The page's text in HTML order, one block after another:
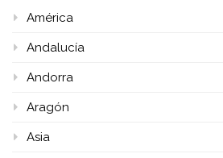
América
Andalucía
Andorra
Aragón
Asia